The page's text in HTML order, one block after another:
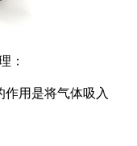
：
用是将气体吸入